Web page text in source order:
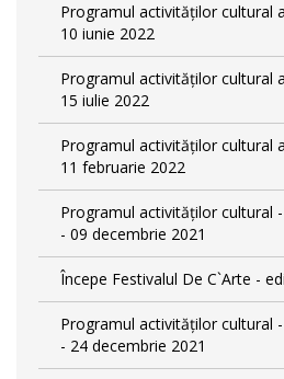
Programul activităților cultural
10 iunie 2022
Programul activităților cultural
15 iulie 2022
Programul activităților cultural
11 februarie 2022
Programul activităților cultural
- 09 decembrie 2021
Începe Festivalul De C`Arte -
Programul activităților cultural
- 24 decembrie 2021